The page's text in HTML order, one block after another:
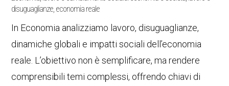
disuguaglianze, economia reale
In Economia analizziamo lavoro, disuguaglianze,
dinamiche globali e impatti sociali dell’economia
reale. L’obiettivo non è semplificare, ma rendere
comprensibili temi complessi, offrendo chiavi di